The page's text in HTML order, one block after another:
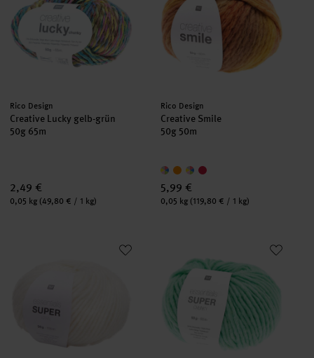
Hersteller:
Rico Design
Creative Lucky gelb-grün
50g 65m
2,49 €
Inhalt:
0,05 kg (49,80 € / 1 kg)
Hersteller:
Rico Design
Creative Smile
50g 50m
5,99 €
Inhalt:
0,05 kg (119,80 € / 1 kg)
Essentials Super Chunky